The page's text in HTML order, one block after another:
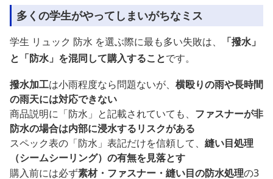
多くの学生がやってしまいがちなミス
学生 リュック 防水 を選ぶ際に最も多い失敗は、
「撥水」
と「防水」を混同して購入することです。
撥水加工は小雨程度なら問題ないが、 横殴りの雨や長時間
の雨天には対応できない
商品説明に「防水」と記載されていても、 ファスナーが非
防水の場合は内部に浸水するリスクがある
スペック表の「防水」表記だけを信頼して、 縫い目処理
（シームシーリング）の有無を見落とす
購入前には必ず素材・ファスナー・縫い目の防水処理の3